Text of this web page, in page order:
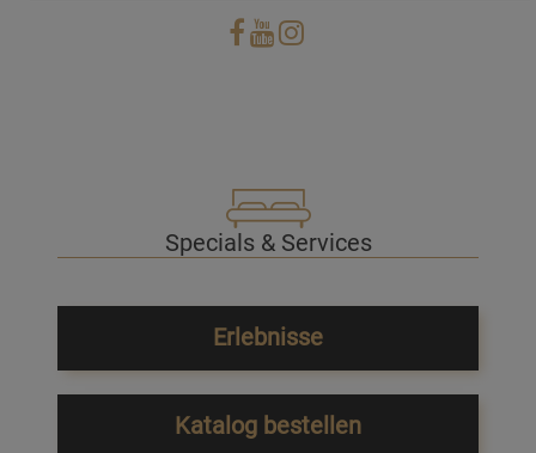
Specials & Services
Erlebnisse
Katalog bestellen